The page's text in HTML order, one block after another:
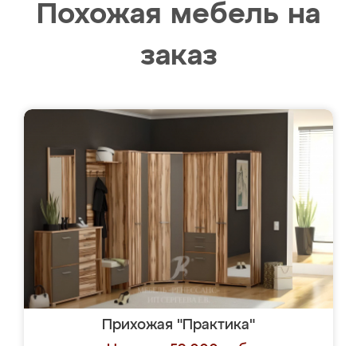
Похожая мебель на
заказ
Прихожая "Практика"